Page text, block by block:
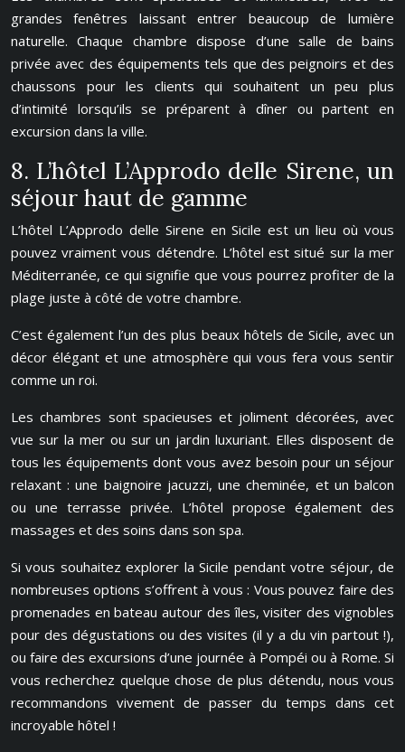
grandes fenêtres laissant entrer beaucoup de lumière
naturelle. Chaque chambre dispose d’une salle de bains
privée avec des équipements tels que des peignoirs et des
chaussons pour les clients qui souhaitent un peu plus
d’intimité lorsqu’ils se préparent à dîner ou partent en
excursion dans la ville.
8. L’hôtel L’Approdo delle Sirene, un
séjour haut de gamme
L’hôtel L’Approdo delle Sirene en Sicile est un lieu où vous
pouvez vraiment vous détendre. L’hôtel est situé sur la mer
Méditerranée, ce qui signifie que vous pourrez profiter de la
plage juste à côté de votre chambre.
C’est également l’un des plus beaux hôtels de Sicile, avec un
décor élégant et une atmosphère qui vous fera vous sentir
comme un roi.
Les chambres sont spacieuses et joliment décorées, avec
vue sur la mer ou sur un jardin luxuriant. Elles disposent de
tous les équipements dont vous avez besoin pour un séjour
relaxant : une baignoire jacuzzi, une cheminée, et un balcon
ou une terrasse privée. L’hôtel propose également des
massages et des soins dans son spa.
Si vous souhaitez explorer la Sicile pendant votre séjour, de
nombreuses options s’offrent à vous : Vous pouvez faire des
promenades en bateau autour des îles, visiter des vignobles
pour des dégustations ou des visites (il y a du vin partout !),
ou faire des excursions d’une journée à Pompéi ou à Rome. Si
vous recherchez quelque chose de plus détendu, nous vous
recommandons vivement de passer du temps dans cet
incroyable hôtel !